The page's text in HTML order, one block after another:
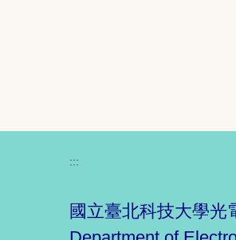
:::
國立臺北科技大學光